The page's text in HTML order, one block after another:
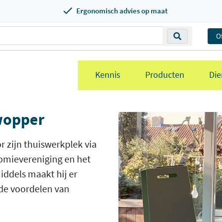
Ergonomisch advies op maat
Kennis Producten
zijn thuiswerkplek via
en het
maakt hij er
voordelen van